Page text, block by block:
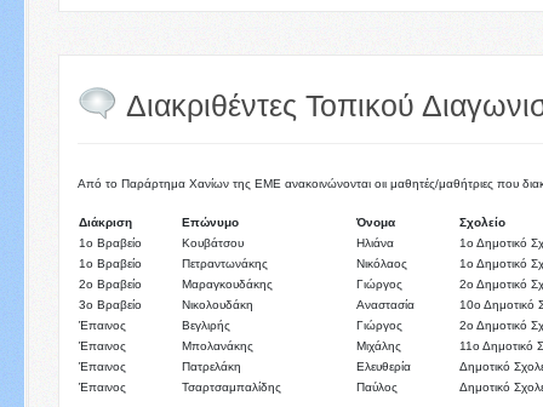
Διακριθέντες Τοπικού
Από το Παράρτημα Χανίων της ΕΜΕ ανακοινώνονται οιι μαθητές/μαθήτριες που
Διάκριση Επώνυμο Όνομα
Σχολείο
1ο Βραβείο
Κουβάτσου Ηλιάνα
1ο Δημοτικό
1ο Βραβείο
Πετραντωνάκης Νικόλαος
1ο Δημοτικό
2ο Βραβείο
Μαραγκουδάκης Γιώργος
2ο Δημοτικό
3ο Βραβείο
Νικολουδάκη Αναστασία
10ο Δημοτικό
Έπαινος
Βεγλιρής Γιώργος
2ο Δημοτικό
Έπαινος
Μπολανάκης Μιχάλης
11ο Δημοτικό
Έπαινος
Πατρελάκη Ελευθερία
Δημοτικό
Έπαινος
Τσαρτσαμπαλίδης Παύλος Δημοτικό